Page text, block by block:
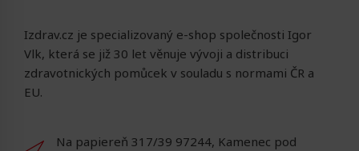
Izdrav.cz je specializovaný e-shop společnosti Igor
Vlk, která se již 30 let věnuje vývoji a distribuci
zdravotnických pomůcek v souladu s normami ČR a
EU.
Na papiereň 317/39 97244, Kamenec pod